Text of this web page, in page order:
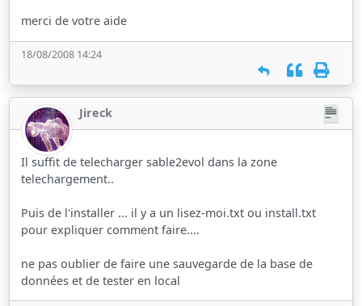
merci de votre aide
18/08/2008 14:24
Jireck
Il suffit de telecharger sable2evol dans la zone
telechargement..
Puis de l'installer ... il y a un lisez-moi.txt ou install.txt
pour expliquer comment faire....
ne pas oublier de faire une sauvegarde de la base de
données et de tester en local